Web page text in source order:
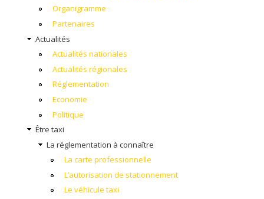
Organigramme
Partenaires
Actualités
Actualités nationales
Actualités régionales
Réglementation
Economie
Politique
Être taxi
La réglementation à connaître
La carte professionnelle
L’autorisation de stationnement
Le véhicule taxi